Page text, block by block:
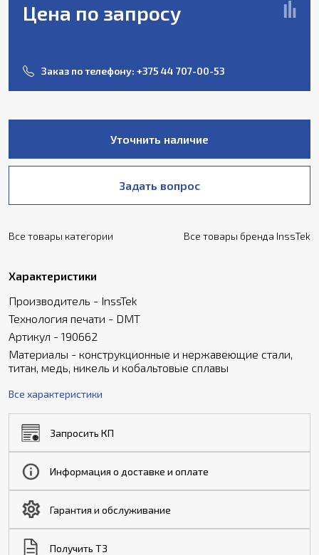
Цена по запросу
Заказ по телефону: +375 44 707-00-53
Уточнить наличие
Задать вопрос
Все товары категории Все товары бренда InssTek
Характеристики
Производитель - InssTek
Технология печати - DMT
Артикул - 190662
Материалы - конструкционные и нержавеющие стали,
титан, медь, никель и кобальтовые сплавы
Все характеристики
Запросить КП
Информация о доставке и оплате
Гарантия и обслуживание
Получить ТЗ